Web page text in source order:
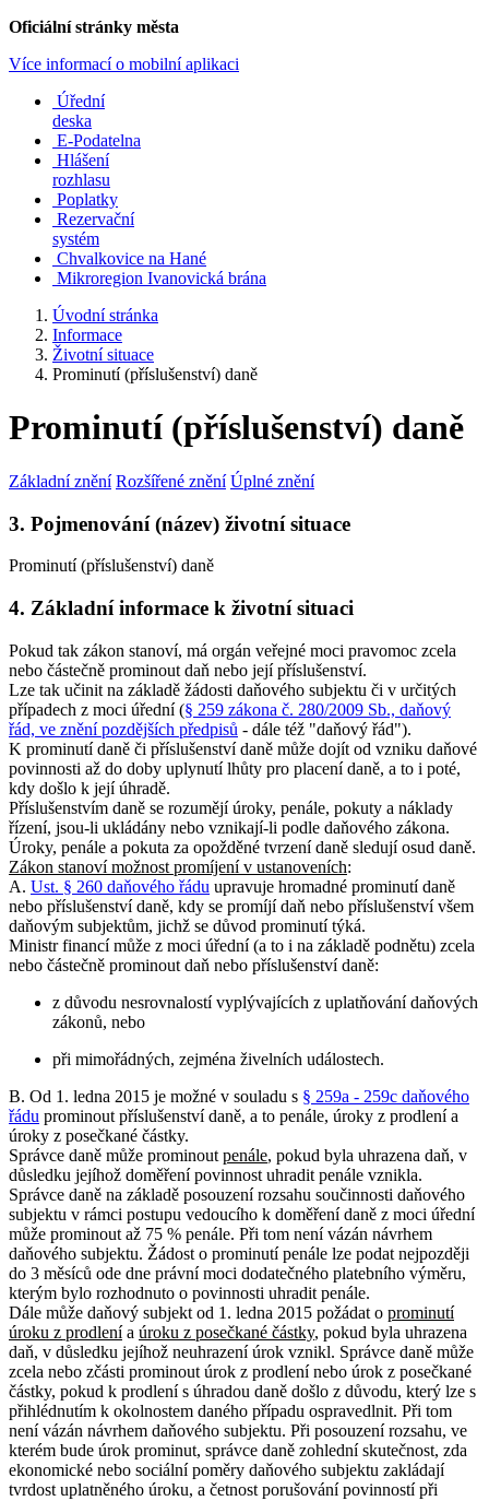
Oficiální stránky města
Více informací o mobilní aplikaci
Úřední
deska
E-Podatelna
Hlášení
rozhlasu
Poplatky
Rezervační
systém
Chvalkovice na Hané
Mikroregion Ivanovická brána
Úvodní stránka
Informace
Životní situace
Prominutí (příslušenství) daně
Prominutí (příslušenství) daně
Základní znění Rozšířené znění Úplné znění
3. Pojmenování (název) životní situace
Prominutí (příslušenství) daně
4. Základní informace k životní situaci
Pokud tak zákon stanoví, má orgán veřejné moci pravomoc zcela
nebo částečně prominout daň nebo její příslušenství.
Lze tak učinit na základě žádosti daňového subjektu či v určitých
případech z moci úřední (§ 259 zákona č. 280/2009 Sb., daňový
řád, ve znění pozdějších předpisů - dále též "daňový řád").
K prominutí daně či příslušenství daně může dojít od vzniku daňové
povinnosti až do doby uplynutí lhůty pro placení daně, a to i poté,
kdy došlo k její úhradě.
Příslušenstvím daně se rozumějí úroky, penále, pokuty a náklady
řízení, jsou-li ukládány nebo vznikají-li podle daňového zákona.
Úroky, penále a pokuta za opožděné tvrzení daně sledují osud daně.
Zákon stanoví možnost promíjení v ustanoveních:
A. Ust. § 260 daňového řádu upravuje hromadné prominutí daně
nebo příslušenství daně, kdy se promíjí daň nebo příslušenství všem
daňovým subjektům, jichž se důvod prominutí týká.
Ministr financí může z moci úřední (a to i na základě podnětu) zcela
nebo částečně prominout daň nebo příslušenství daně:
z důvodu nesrovnalostí vyplývajících z uplatňování daňových
zákonů, nebo
při mimořádných, zejména živelních událostech.
B. Od 1. ledna 2015 je možné v souladu s § 259a - 259c daňového
řádu prominout příslušenství daně, a to penále, úroky z prodlení a
úroky z posečkané částky.
Správce daně může prominout penále, pokud byla uhrazena daň, v
důsledku jejíhož doměření povinnost uhradit penále vznikla.
Správce daně na základě posouzení rozsahu součinnosti daňového
subjektu v rámci postupu vedoucího k doměření daně z moci úřední
může prominout až 75 % penále. Při tom není vázán návrhem
daňového subjektu. Žádost o prominutí penále lze podat nejpozději
do 3 měsíců ode dne právní moci dodatečného platebního výměru,
kterým bylo rozhodnuto o povinnosti uhradit penále.
Dále může daňový subjekt od 1. ledna 2015 požádat o prominutí
úroku z prodlenía úroku z posečkané částky, pokud byla uhrazena
daň, v důsledku jejíhož neuhrazení úrok vznikl. Správce daně může
zcela nebo zčásti prominout úrok z prodlení nebo úrok z posečkané
částky, pokud k prodlení s úhradou daně došlo z důvodu, který lze s
přihlédnutím k okolnostem daného případu ospravedlnit. Při tom
není vázán návrhem daňového subjektu. Při posouzení rozsahu, ve
kterém bude úrok prominut, správce daně zohlední skutečnost, zda
ekonomické nebo sociální poměry daňového subjektu zakládají
tvrdost uplatněného úroku, a četnost porušování povinností při